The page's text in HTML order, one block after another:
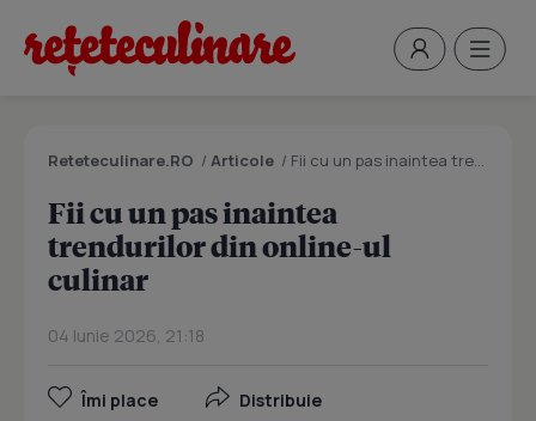
Reteteculinare.RO / Articole / Fii cu un pas inaintea trendurilor din online-ul culinar
Fii cu un pas inaintea
trendurilor din online-ul
culinar
04 Iunie 2026, 21:18
Îmi place Distribuie